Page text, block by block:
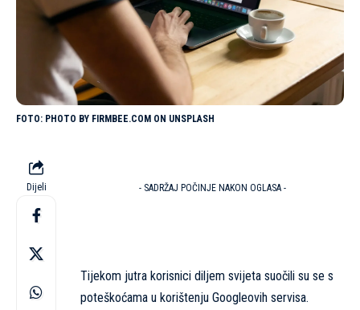
PHOTO BY FIRMBEE.COM ON UNSPLASH
Dijeli - SADRŽAJ POČINJE NAKON OGLASA -
Tijekom jutra korisnici diljem svijeta suočili su se s
poteškoćama u korištenju Googleovih servisa.